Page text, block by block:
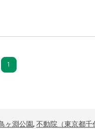
1
ヶ淵公園, 不動院（東京都千